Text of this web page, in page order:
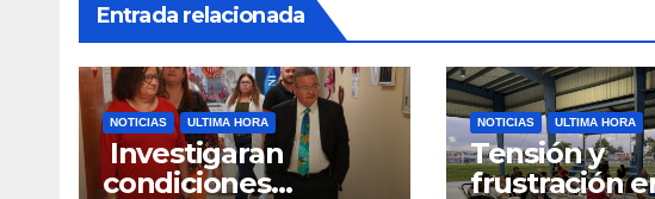
Entrada relacionada
NOTICIAS ULTIMA HORA
Investigaran
condiciones
NOTICIAS ULTIMA HORA
Tensión y
frustración